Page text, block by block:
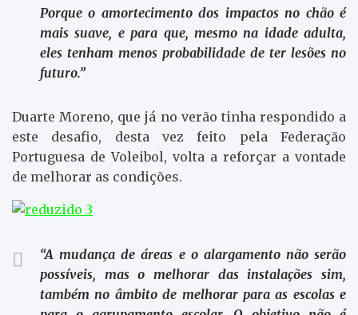
Porque o amortecimento dos impactos no chão é
mais suave, e para que, mesmo na idade adulta,
eles tenham menos probabilidade de ter lesões no
futuro.”
Duarte Moreno, que já no verão tinha respondido a
este desafio, desta vez feito pela Federação
Portuguesa de Voleibol, volta a reforçar a vontade
de melhorar as condições.
“A mudança de áreas e o alargamento não serão
possíveis, mas o melhorar das instalações sim,
também no âmbito de melhorar para as escolas e